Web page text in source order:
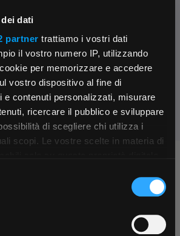
dati
partner trattiamo i vostri dati
il vostro numero IP, utilizzando
per memorizzare e accedere
vostro dispositivo al fine di
e contenuti personalizzati, misurare
ricercare il pubblico e sviluppare
di scegliere chi utilizza i
scopi. Le vostre scelte in materia di
il proprio consenso in qualsiasi
sui cookie o facendo clic
×
Italia
tu sia!
care dedicato